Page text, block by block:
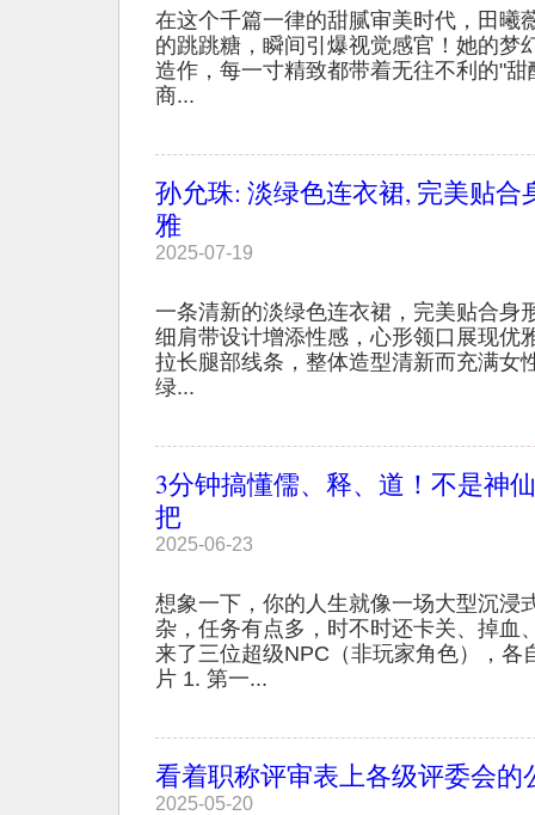
在这个千篇一律的甜腻审美时代，田曦
的跳跳糖，瞬间引爆视觉感官！她的梦
造作，每一寸精致都带着无往不利的"
商...
孙允珠: 淡绿色连衣裙, 完美贴合
雅
2025-07-19
一条清新的淡绿色连衣裙，完美贴合身
细肩带设计增添性感，心形领口展现优
拉长腿部线条，整体造型清新而充满女
绿...
3分钟搞懂儒、释、道！不是神
把
2025-06-23
想象一下，你的人生就像一场大型沉浸
杂，任务有点多，时不时还卡关、掉血
来了三位超级NPC（非玩家角色），各
片 1. 第一...
看着职称评审表上各级评委会的
2025-05-20